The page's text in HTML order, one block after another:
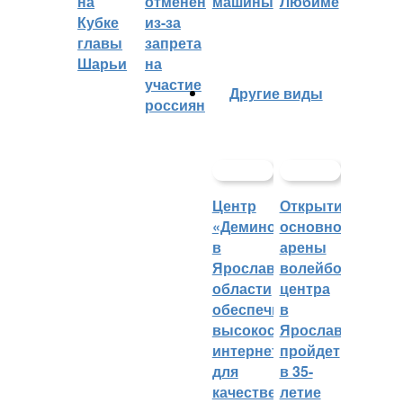
Кубке
главы
Шарьи
из-за
запрета
на
участие
россиян
Другие виды
Центр
«Демино»
в
Ярославской
области
обеспечивают
высокоскоростным
интернетом
для
качественных
Открытие
основной
арены
волейбольного
центра
в
Ярославле
пройдет
в 35-
летие